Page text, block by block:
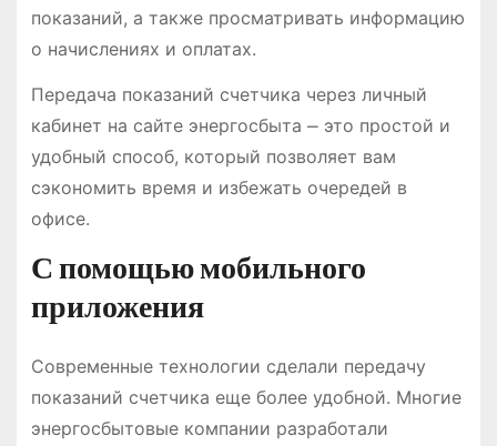
показаний, а также просматривать информацию
о начислениях и оплатах.
Передача показаний счетчика через личный
кабинет на сайте энергосбыта ⎼ это простой и
удобный способ, который позволяет вам
сэкономить время и избежать очередей в
офисе.
С помощью мобильного
приложения
Современные технологии сделали передачу
показаний счетчика еще более удобной. Многие
энергосбытовые компании разработали